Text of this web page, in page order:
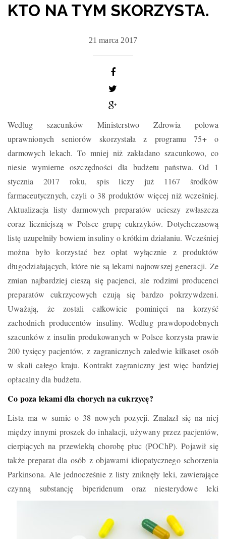
KTO NA TYM SKORZYSTA.
21 marca 2017
Według szacunków Ministerstwo Zdrowia połowa
uprawnionych seniorów skorzystała z programu 75+ o
darmowych lekach. To mniej niż zakładano szacunkowo, co
niesie wymierne oszczędności dla budżetu państwa. Od 1
stycznia 2017 roku, spis liczy już 1167 środków
farmaceutycznych, czyli o 38 produktów więcej niż wcześniej.
Aktualizacja listy darmowych preparatów ucieszy zwłaszcza
coraz liczniejszą w Polsce grupę cukrzyków. Dotychczasową
listę uzupełniły bowiem insuliny o krótkim działaniu. Wcześniej
można było korzystać bez opłat wyłącznie z produktów
długodziałających, które nie są lekami najnowszej generacji. Ze
zmian najbardziej cieszą się pacjenci, ale rodzimi producenci
preparatów cukrzycowych czują się bardzo pokrzywdzeni.
Uważają, że zostali całkowicie pominięci na korzyść
zachodnich producentów insuliny. Według prawdopodobnych
szacunków z insulin produkowanych w Polsce korzysta prawie
200 tysięcy pacjentów, z zagranicznych zaledwie kilkaset osób
w skali całego kraju. Kontrakt zagraniczny jest więc bardziej
opłacalny dla budżetu.
Co poza lekami dla chorych na cukrzycę?
Lista ma w sumie o 38 nowych pozycji. Znalazł się na niej
między innymi proszek do inhalacji, używany przez pacjentów,
cierpiących na przewlekłą chorobę płuc (POChP). Pojawił się
także preparat dla osób z objawami idiopatycznego schorzenia
Parkinsona. Ale jednocześnie z listy zniknęły leki, zawierające
czynną ​substancję biperidenum oraz niesterydowe leki